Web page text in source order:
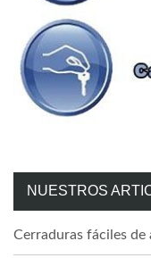
NUESTROS
Cerraduras fáciles de